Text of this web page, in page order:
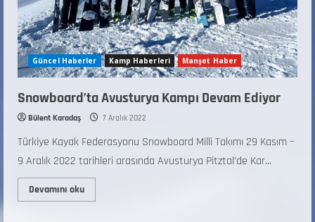
Güncel Haberler Kamp Haberleri Manşet Haber
Snowboard’ta Avusturya Kampı Devam Ediyor
Bülent Karadaş 7 Aralık 2022
Türkiye Kayak Federasyonu Snowboard Milli Takımı 29 Kasım –
9 Aralık 2022 tarihleri arasında Avusturya Pitztal’de Kar...
Devamını oku